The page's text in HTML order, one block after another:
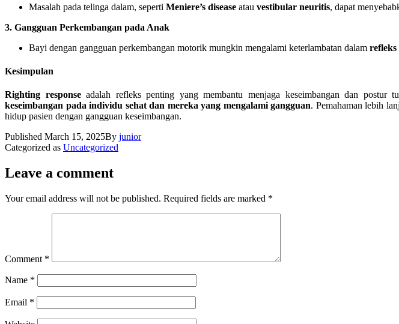
Masalah pada telinga dalam, seperti Meniere’s disease atau vestibular neuritis, dapat
3. Gangguan Perkembangan pada Anak
Bayi dengan gangguan perkembangan motorik mungkin mengalami keterlambatan dalam
Kesimpulan
Righting responseadalah refleks penting yang membantu menjaga keseimbangan dan postur
keseimbangan pada individu sehat dan mereka yang mengalami gangguan. Pemahaman lebih
hidup pasien dengan gangguan keseimbangan.
Published March 15, 2025By junior
Categorized as Uncategorized
Leave a comment
Your email address will not be published. Required fields are marked *
Comment *
Name *
Email *